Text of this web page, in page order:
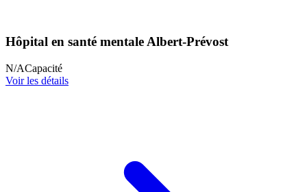
Hôpital en santé mentale Albert-Prévost
N/ACapacité
Voir les détails